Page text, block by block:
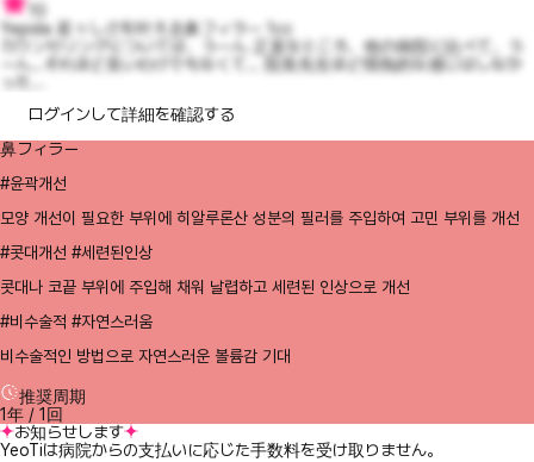
10
Yepida 若々しさを叶える鼻フィラー 1cc
カウンセリングについては、うーん 正直なところ、他の病院に比べて、う
ーん…それほど良いわけでもなくて… 院長先生ほど情熱的な感じはしなか
った...
ログインして詳細を確認する
鼻フィラー
#윤곽개선
모양 개선이 필요한 부위에 히알루론산 성분의 필러를 주입하여 고민 부위를 개선
#콧대개선 #세련된인상
콧대나 코끝 부위에 주입해 채워 날렵하고 세련된 인상으로 개선
#비수술적 #자연스러움
비수술적인 방법으로 자연스러운 볼륨감 기대
推奨周期
1年 / 1回
お知らせします
YeoTiは病院からの支払いに応じた手数料を受け取りません。